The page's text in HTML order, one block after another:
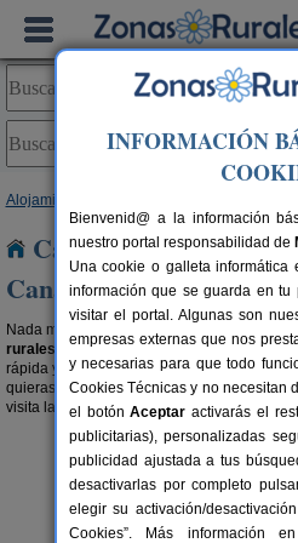
Alojamientos
Casas Rurales con
Canarias
Nada mejor que para planear tu escapada
rurales con fechas libres en Canarias,
rápida y sencilla, alquilando un
quieras. Si además, quieres dejar la
visita la sección dealojamientos con
INFORMACIÓN
Bienvenid@ a la información
nuestro portal responsabilidad de
Una cookie o galleta informática
información que se guarda en tu
visitar el portal. Algunas son
empresas externas que nos
y necesarias para que todo
Cookies Técnicas y no necesitan
el botónAceptar activarás el
publicitarias), personalizadas
publicidad ajustada a tus
desactivarlas por completo
elegir su activación/
Cookies”. Más información